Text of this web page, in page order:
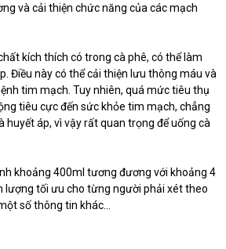
và cải thiện chức năng của các mạch
kích thích có trong cà phê, có thể làm
Điều này có thể cải thiện lưu thông máu và
tim mạch. Tuy nhiên, quá mức tiêu thụ
tiêu cực đến sức khỏe tim mạch, chẳng
huyết áp, vì vậy rất quan trọng để uống cà
khoảng 400ml tương đương với khoảng 4
lượng tối ưu cho từng người phải xét theo
số thông tin khác...